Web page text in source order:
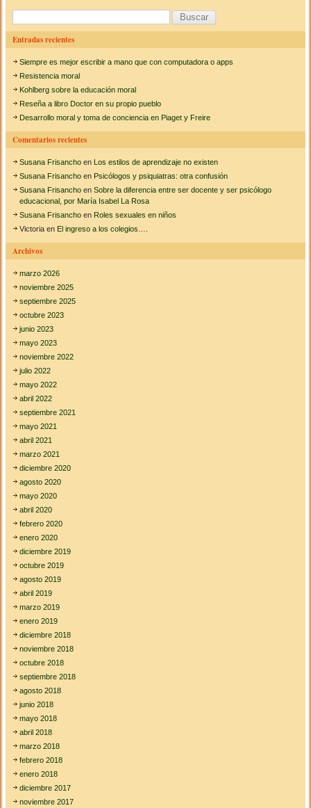
u
c
a
Entradas recientes
Siempre es mejor escribir a mano que con computadora o apps
Resistencia moral
Kohlberg sobre la educación moral
Reseña a libro Doctor en su propio pueblo
Desarrollo moral y toma de conciencia en Piaget y Freire
Comentarios recientes
Susana Frisancho enLos estilos de aprendizaje no existen
Susana Frisancho enPsicólogos y psiquiatras: otra confusión
Susana Frisancho enSobre la diferencia entre ser docente y ser psicólogo
educacional, por María Isabel La Rosa
Susana Frisancho enRoles sexuales en niños
Victoria enEl ingreso a los colegios….
Archivos
marzo 2026
noviembre 2025
septiembre 2025
octubre 2023
junio 2023
mayo 2023
noviembre 2022
julio 2022
mayo 2022
abril 2022
septiembre 2021
mayo 2021
abril 2021
marzo 2021
diciembre 2020
agosto 2020
mayo 2020
abril 2020
febrero 2020
enero 2020
diciembre 2019
octubre 2019
agosto 2019
abril 2019
marzo 2019
enero 2019
diciembre 2018
noviembre 2018
octubre 2018
septiembre 2018
agosto 2018
junio 2018
mayo 2018
abril 2018
marzo 2018
febrero 2018
enero 2018
diciembre 2017
noviembre 2017